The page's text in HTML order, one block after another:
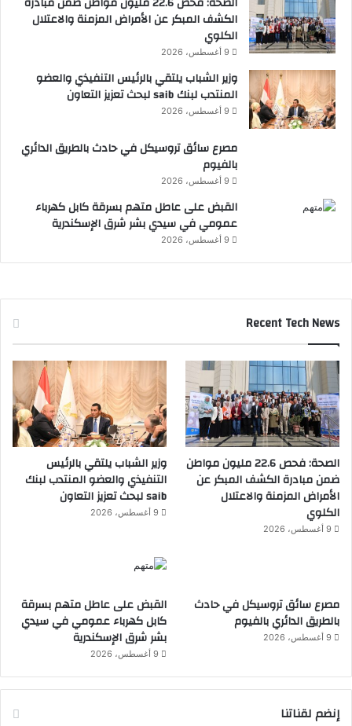
الكشف المبكر عن الأمراض المزمنة والاعتلال
الكلوي
9 أغسطس، 2026
وزير الشباب يلتقي بالرئيس التنفيذي والعضو
المنتدب لبنك saib لبحث تعزيز التعاون
9 أغسطس، 2026
مصرع سائق تروسيكل في حادث بالطريق الدائري
بالفيوم
9 أغسطس، 2026
القبض على عاطل متهم بسرقة كابل كهرباء
عمومي في سيدي بشر شرق الإسكندرية
9 أغسطس، 2026
Recent Tech News
الصحة: فحص 22.6 مليون مواطن
ضمن مبادرة الكشف المبكر عن
الأمراض المزمنة والاعتلال
الكلوي
9 أغسطس، 2026
وزير الشباب يلتقي بالرئيس
التنفيذي والعضو المنتدب لبنك
saib لبحث تعزيز التعاون
9 أغسطس، 2026
مصرع سائق تروسيكل في حادث
بالطريق الدائري بالفيوم
9 أغسطس، 2026
القبض على عاطل متهم بسرقة
كابل كهرباء عمومي في سيدي
بشر شرق الإسكندرية
9 أغسطس، 2026
إنضم لقناتنا